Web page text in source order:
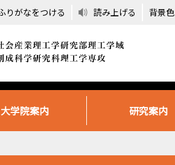
りがなをつける 読み上げる 背景色
大学院案内 研究案内